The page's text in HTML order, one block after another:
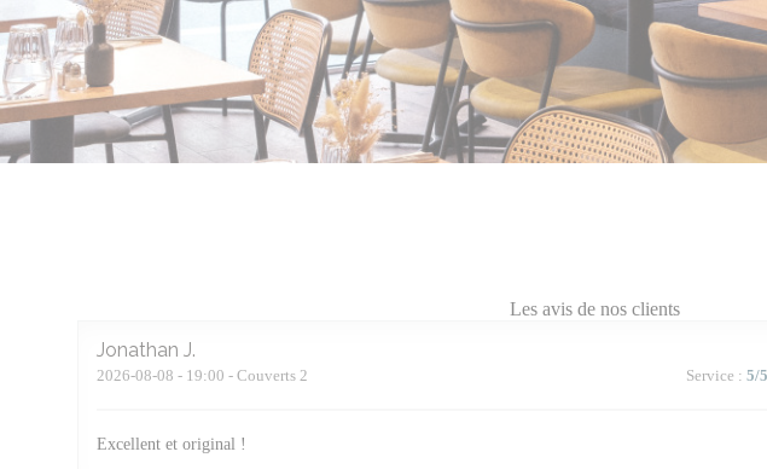
Les avis de nos clients
Jonathan J
2026-08-08 - 19:00 - Couverts 2 Service : 5/5
Excellent et original !